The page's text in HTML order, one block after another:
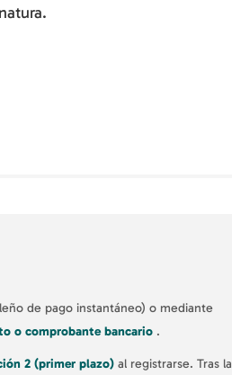
de pago instantáneo) o mediante
o comprobante bancario .
2 (primer plazo) al registrarse. Tras la